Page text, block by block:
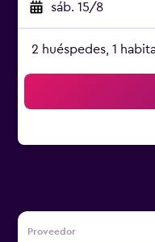
sáb. 15/8
2 huéspedes, 1
Proveedor